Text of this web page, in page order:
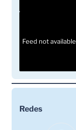
Feed not available
Redes